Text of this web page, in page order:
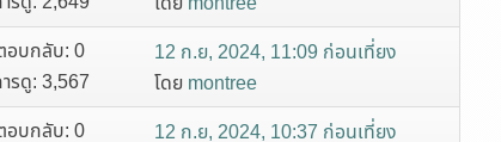
อบกลับ: 0
รดู: 3,567
12 ก.ย, 2024, 11:09 ก่อนเที่ยง
โดย montree
อบกลับ: 0
12 ก.ย, 2024, 10:37 ก่อนเที่ยง